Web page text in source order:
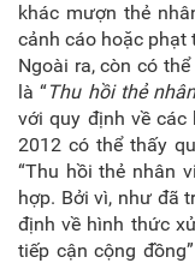
khác mượn thẻ
cảnh cáo hoặc phạt
Ngoài ra, còn có
là “Thu hồi thẻ
với quy định về các
2012 có thể thấy
“Thu hồi thẻ nhân
hợp. Bởi vì, như đã
định về hình thức
tiếp cận cộng